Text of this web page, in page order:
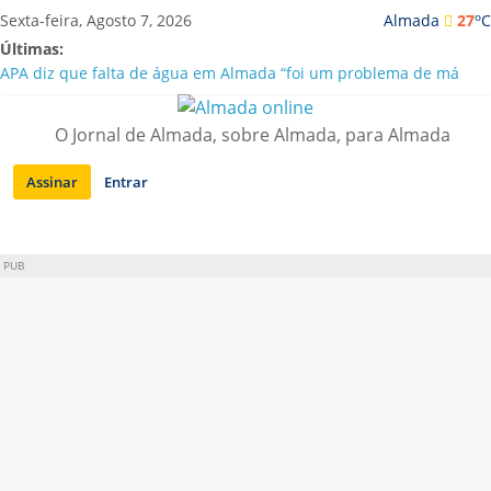
Saltar
para
conteúdo
Almada 27oC
Sexta-feira, Agosto 7, 2026
Últimas:
APA diz que falta de água em Almada “foi um problema de má
Laranjeiro | Cultura pop asiática invade a Casa Amarela
Ponte 25 de Abril celebra 60 anos com programa cultural entre
Lisboa e Almada
Situação de alerta em Almada renovada até final de Agosto
O Jornal de Almada, sobre Almada, para Almada
Assinar Entrar
PUB